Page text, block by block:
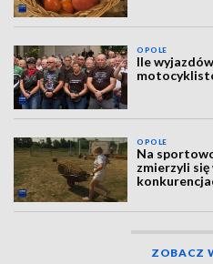
OPOLE
Ile
OPOLE
Na
zmierzyli się
ZOBACZ